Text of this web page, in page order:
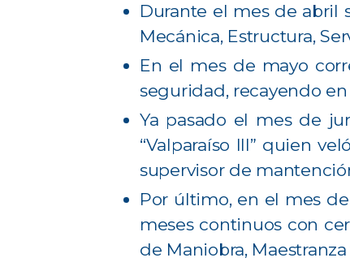
Durante el mes de abril
Mecánica, Estructura,
En el mes de mayo
seguridad, recayendo
Ya pasado el mes de
“Valparaíso III” quien
supervisor de
Por último, en el mes
meses continuos con
de Maniobra,